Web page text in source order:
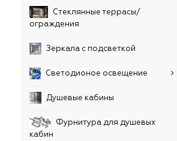
Стеклянные террасы/
ограждения
Зеркала с подсветкой
Светодионое освещение
Душевые кабины
Фурнитура для душевых
кабин